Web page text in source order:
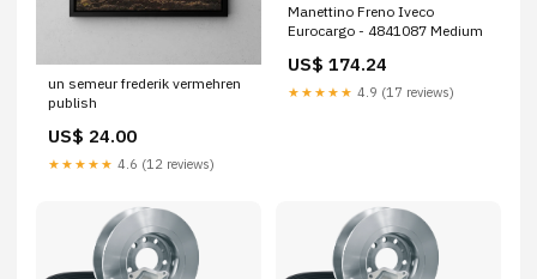
un semeur frederik vermehren
publish
US$ 24.00
★★★★★ 4.6 (12 reviews)
Manettino Freno Iveco
Eurocargo - 4841087 Medium
US$ 174.24
★★★★★ 4.9 (17 reviews)